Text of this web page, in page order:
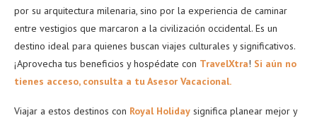
por su arquitectura milenaria, sino por la experiencia de caminar
entre vestigios que marcaron a la civilización occidental. Es un
destino ideal para quienes buscan viajes culturales y significativos.
¡Aprovecha tus beneficios y hospédate con TravelXtra! Si aún no
tienes acceso, consulta a tu Asesor Vacacional.
Viajar a estos destinos con Royal Holiday significa planear mejor y